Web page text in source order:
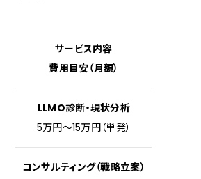
サービス内容
費用目安（月額）
LLMO診断・現状分析
5万円〜15万円（単発）
コンサルティング（戦略立案）